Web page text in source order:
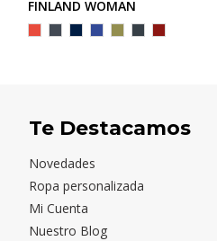
FINLAND WOMAN
Te Destacamos
Novedades
Ropa personalizada
Mi Cuenta
Nuestro Blog